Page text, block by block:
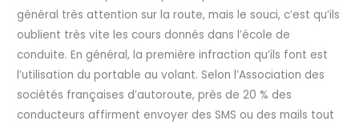
général très attention sur la route, mais le souci, c’est qu’ils
oublient très vite les cours donnés dans l’école de
conduite. En général, la première infraction qu’ils font est
l’utilisation du portable au volant. Selon l’Association des
sociétés françaises d’autoroute, près de 20 % des
conducteurs affirment envoyer des SMS ou des mails tout